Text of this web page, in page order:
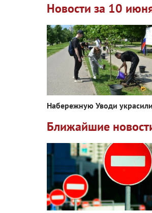
Новости за 10
Набережную Уводи
Ближайшие